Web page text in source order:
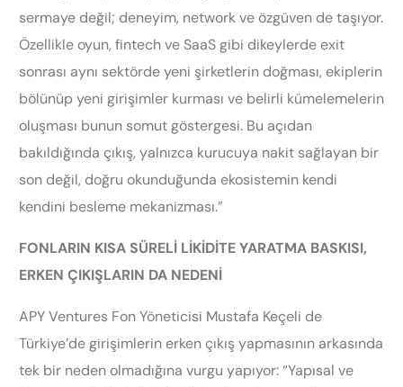
sermaye değil; deneyim, network ve özgüven de taşıyor.
Özellikle oyun, fintech ve SaaS gibi dikeylerde exit
sonrası aynı sektörde yeni şirketlerin doğması, ekiplerin
bölünüp yeni girişimler kurması ve belirli kümelemelerin
oluşması bunun somut göstergesi. Bu açıdan
bakıldığında çıkış, yalnızca kurucuya nakit sağlayan bir
son değil, doğru okunduğunda ekosistemin kendi
kendini besleme mekanizması.”
FONLARIN KISA SÜRELİ LİKİDİTE YARATMA BASKISI,
ERKEN ÇIKIŞLARIN DA NEDENİ
APY Ventures Fon Yöneticisi Mustafa Keçeli de
Türkiye’de girişimlerin erken çıkış yapmasının arkasında
tek bir neden olmadığına vurgu yapıyor: “Yapısal ve